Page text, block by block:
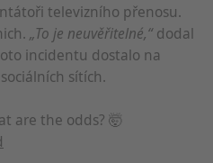
televizního přenosu.
„To je neuvěřitelné,“dodal
incidentu dostalo na
sítích.
are the odds? 🤯